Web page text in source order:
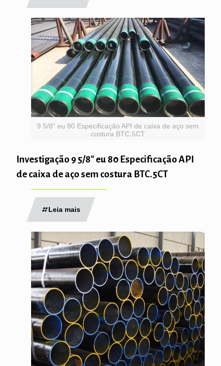
9 5/8" eu 80 Especificação API de caixa de aço sem
costura BTC.5CT
Investigação 9 5/8″ eu 80 Especificação API
de caixa de aço sem costura BTC.5CT
Leia mais